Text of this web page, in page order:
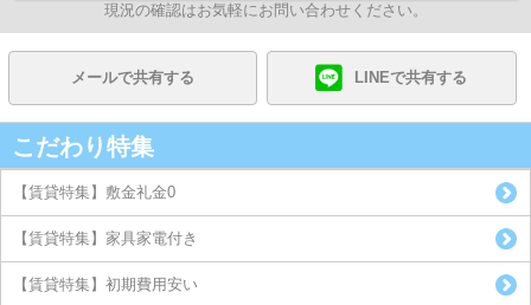
現況の確認はお気軽にお問い合わせください。
メールで共有する LINEで共有する
こだわり特集
【賃貸特集】敷金礼金0
【賃貸特集】家具家電付き
【賃貸特集】初期費用安い